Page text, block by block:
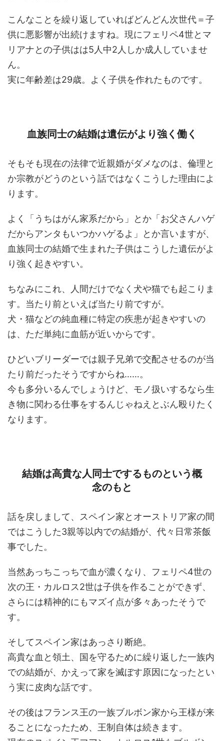
こんなことを繰り返していればどんどん次世代＝子
供に悪影響が出続けますね。現にフェリペ4世とマ
リアナとの子供はは5人中2人しか成人していませ
ん。
実に年齢差は29歳。よく子供を作れたものです。
血族同士の結婚は遺伝がより強く働く
そもそも現在の法律で近親婚がダメなのは、倫理と
か宗教がどうのという話ではなくこうした理由によ
ります。
よく「うちはがん家系だから」とか「お父さんハゲ
だからアンタもいつかハゲるよ」とか言いますが、
血族同士の結婚で生まれた子供はこうした遺伝がよ
り強く起きやすい。
ちなみにこれ、人間だけでなく犬や猫でも起こりま
す。当たり前といえば当たり前ですが。
犬・猫などの純血種に特定の疾患が起きやすいの
は、ただ単純に血筋が近いからです。
ひどいブリーダーでは親子兄弟で交配させるのが当
たり前だったそうですからね……。
今も多分いるんでしょうけど、モノ扱いするなら生
き物に関わる仕事をするんじゃねえとぶん殴りたく
なります。
結婚は高貴な人同士でするものという概
念のもと
話を戻しまして、スペイン家とオーストリア家の間
ではこうした3親等以内での結婚が、代々日常茶飯
事でした。
当然あっちこっちで血が濃くなり、フェリペ4世の
次の王・カルロス2世は子供を作ることができず、
さらには精神的にもマズイ点が多々あったそうで
す。
そしてスペイン家はあっさり断絶。
高貴な血と領土、国を守るために繰り返した一族内
での結婚が、かえって家を滅ぼす原因になったとい
う実に皮肉な話です。
その後はフランス王の一族ブルボン家から王様が来
ることになったため、王制自体は続きます。